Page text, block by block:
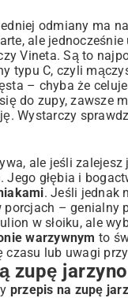
odmiany ma
ale
Vineta. Są to
typu C, czyli
– chyba że
do zupy, zawsze
Wystarczy
ale jeśli
głębia i
. Jeśli jednak
– genialny
w słoiku, ale
warzywnym to
lub uwagi
zupę
przepis na zupę